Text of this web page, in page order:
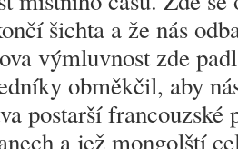
šichta a že nás
výmluvnost zde
obměkčil, aby
postarší francouzské
a jež mongolští